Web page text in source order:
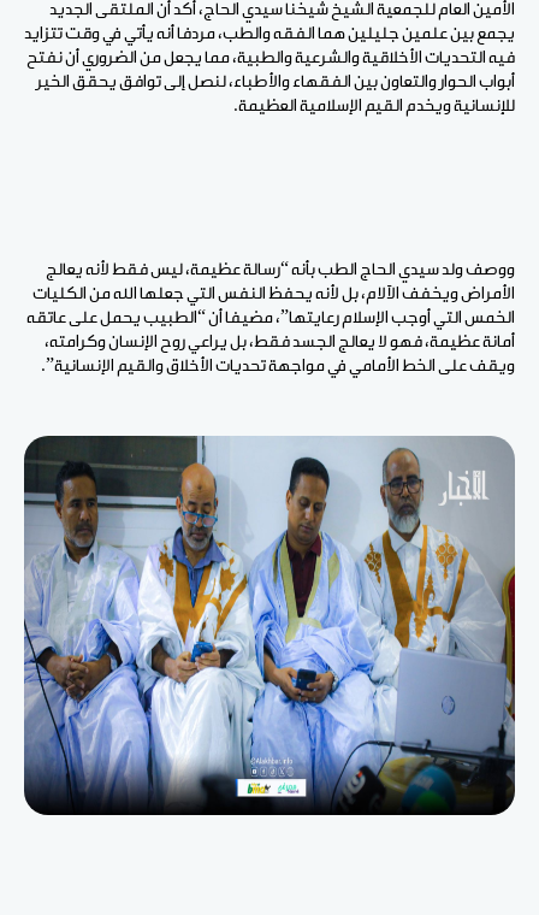
الأمين العام للجمعية الشيخ شيخنا سيدي الحاج، أكد أن الملتقى الجديد
يجمع بين علمين جليلين هما الفقه والطب، مردفا أنه يأتي في وقت تتزايد
فيه التحديات الأخلاقية والشرعية والطبية، مما يجعل من الضروري أن نفتح
أبواب الحوار والتعاون بين الفقهاء والأطباء، لنصل إلى توافق يحقق الخير
للإنسانية ويخدم القيم الإسلامية العظيمة.
ووصف ولد سيدي الحاج الطب بأنه “رسالة عظيمة، ليس فقط لأنه يعالج
الأمراض ويخفف الآلام، بل لأنه يحفظ النفس التي جعلها الله من الكليات
الخمس التي أوجب الإسلام رعايتها”، مضيفا أن “الطبيب يحمل على عاتقه
أمانة عظيمة، فهو لا يعالج الجسد فقط، بل يراعي روح الإنسان وكرامته،
ويقف على الخط الأمامي في مواجهة تحديات الأخلاق والقيم الإنسانية”.